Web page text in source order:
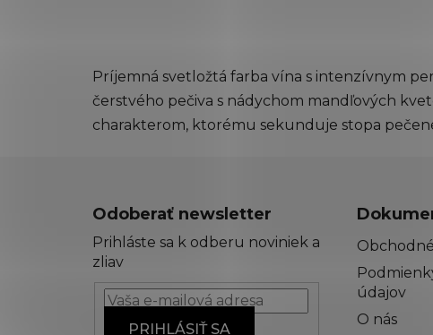
Príjemná svetložtá farba vína s intenzívnym
čerstvého pečiva s nádychom mandľových
charakterom, ktorému sekunduje stopa
Odoberať newsletter
Prihláste sa k odberu noviniek a
zliav
PRIHLÁSIŤ SA
údajov
O nás